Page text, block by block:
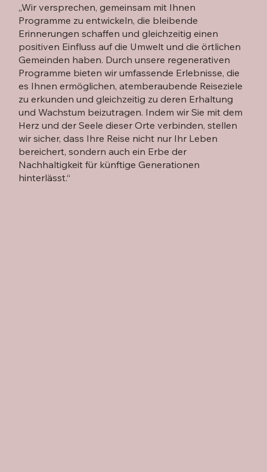
„Wir versprechen, gemeinsam mit Ihnen
Programme zu entwickeln, die bleibende
Erinnerungen schaffen und gleichzeitig einen
positiven Einfluss auf die Umwelt und die örtlichen
Gemeinden haben. Durch unsere regenerativen
Programme bieten wir umfassende Erlebnisse, die
es Ihnen ermöglichen, atemberaubende Reiseziele
zu erkunden und gleichzeitig zu deren Erhaltung
und Wachstum beizutragen. Indem wir Sie mit dem
Herz und der Seele dieser Orte verbinden, stellen
wir sicher, dass Ihre Reise nicht nur Ihr Leben
bereichert, sondern auch ein Erbe der
Nachhaltigkeit für künftige Generationen
hinterlässt.“